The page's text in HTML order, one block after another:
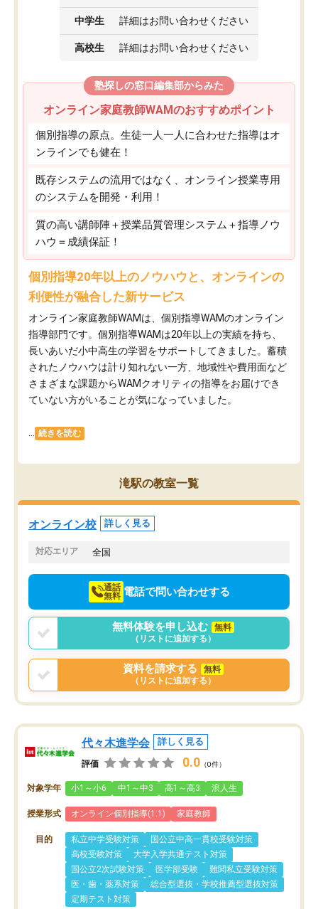
中学生 詳細はお問い合わせください
高校生 詳細はお問い合わせください
塾探しの窓口編集部からみた
オンライン家庭教師WAMのおすすめポイント
個別指導の原点。生徒一人一人に合わせた指導はオ
ンラインでも健在！
既存システムの流用ではなく、オンライン授業専用
のシステムを開発・利用！
質の高い講師陣＋授業品質管理システム＋指導ノウ
ハウ＝成績保証！
個別指導20年以上のノウハウと、オンラインの
利便性が融合した新サービス
オンライン家庭教師WAMは、個別指導WAMのオンライン
指導部門です。個別指導WAMは20年以上の実績を持ち、
長いあいだ小中高生の学習をサポートしてきました。蓄積
されたノウハウは計り知れない一方、地域性や費用面など
さまざまな課題からWAMクオリティの指導をお届けでき
ていない方がいることが気になっていました。
続きを読む
滝駅の教室一覧
オンライン校 詳しく見る
対応エリア 全国
通話
無料 電話で問い合わせする
無料体験を申し込む
無料
（リストに追加する）
資料を請求する
無料
（リストに追加する）
代々木進学会 詳しく見る
評価 0.0 （0件）
対象学年 小1～小6 中1～中3 高1～高3 浪人生
授業形式 オンライン個別指導(1:1) 家庭教師
目的 私立中学受験対策
国公立中高一貫校受験対策
高校受験対策
大学入学共通テスト対策
国公立2次試験対策
医学部受験
難関私立受験対策
医・歯・薬系対策
総合型選抜・学校推薦型選抜対策
定期テスト対策